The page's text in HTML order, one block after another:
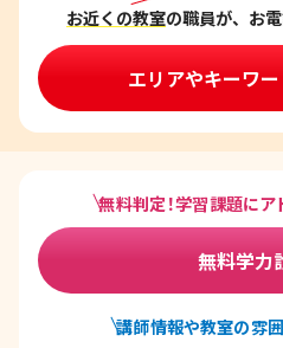
お近くの教室の職員が、お
エリアやキーワ
無料判定！学習課題にア
無料学力
講師情報や教室の雰